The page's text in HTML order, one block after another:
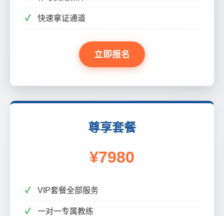
快速拿证通道
立即报名
尊享套餐
¥7980
VIP套餐全部服务
一对一专属教练